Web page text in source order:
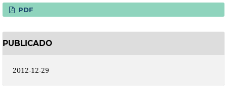
PDF
PUBLICADO
2012-12-29